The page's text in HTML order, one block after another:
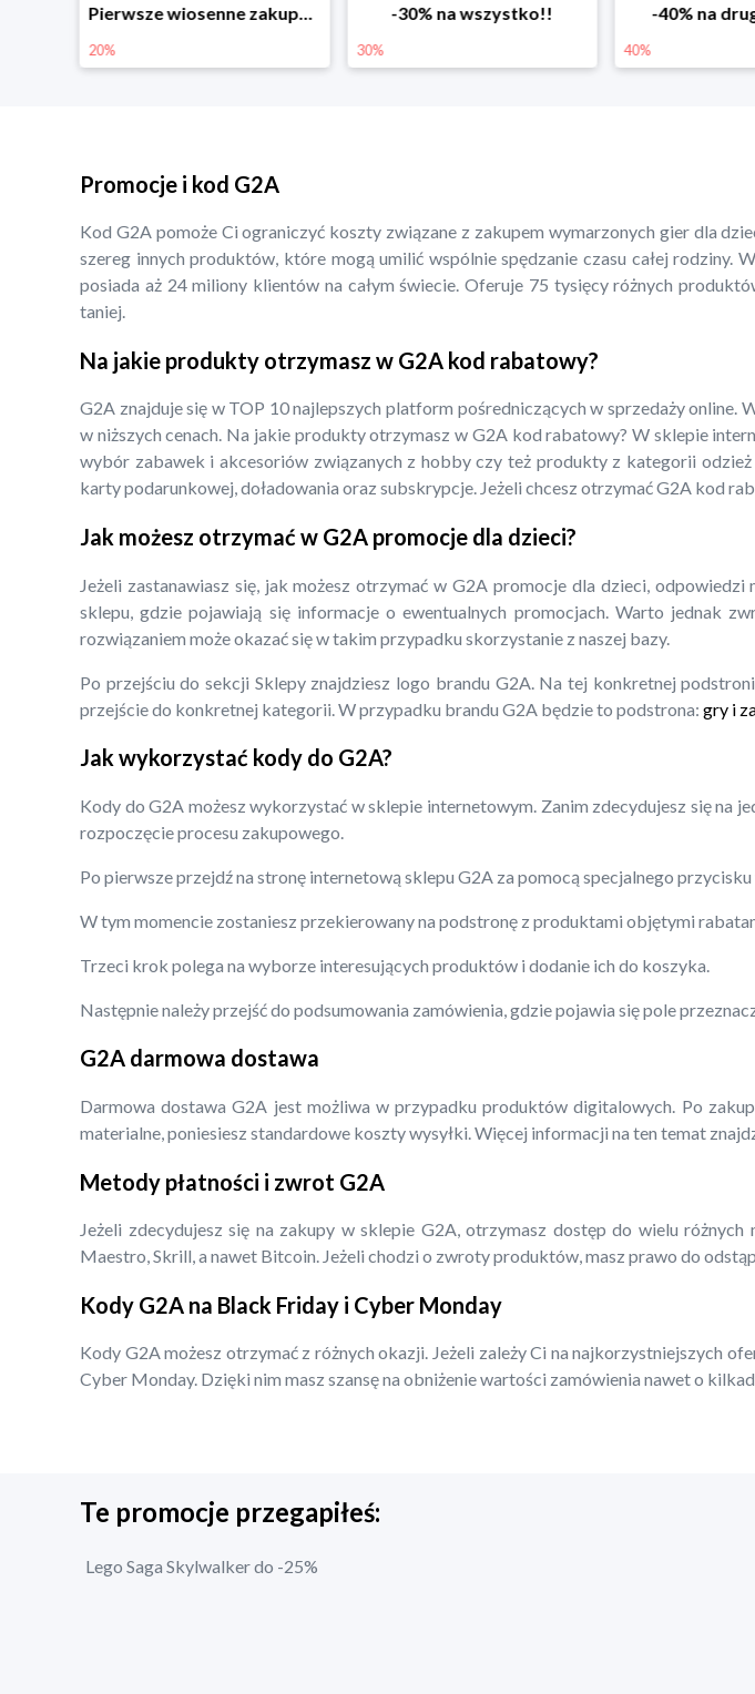
20%
-30% na wszystko!!
30%
-40% na
40%
Promocje i kod G2A
Kod G2A pomoże Ci ograniczyć koszty związane z zakupem wymarzonych gier dla
szereg innych produktów, które mogą umilić wspólnie spędzanie czasu całej
posiada aż 24 miliony klientów na całym świecie. Oferuje 75 tysięcy różnych
taniej.
Na jakie produkty otrzymasz w G2A kod rabatowy?
G2A znajduje się w TOP 10 najlepszych platform pośredniczących w sprzedaży
w niższych cenach. Na jakie produkty otrzymasz w G2A kod rabatowy? W sklepie
wybór zabawek i akcesoriów związanych z hobby czy też produkty z kategorii
karty podarunkowej, doładowania oraz subskrypcje. Jeżeli chcesz otrzymać G2A kod
Jak możesz otrzymać w G2A promocje dla dzieci?
Jeżeli zastanawiasz się, jak możesz otrzymać w G2A promocje dla dzieci,
sklepu, gdzie pojawiają się informacje o ewentualnych promocjach. Warto jednak
rozwiązaniem może okazać się w takim przypadku skorzystanie z naszej bazy.
Po przejściu do sekcji Sklepy znajdziesz logo brandu G2A. Na tej konkretnej
przejście do konkretnej kategorii. W przypadku brandu G2A będzie to podstrona: gry i
Jak wykorzystać kody do G2A?
Kody do G2A możesz wykorzystać w sklepie internetowym. Zanim zdecydujesz się na
rozpoczęcie procesu zakupowego.
Po pierwsze przejdź na stronę internetową sklepu G2A za pomocą specjalnego
W tym momencie zostaniesz przekierowany na podstronę z produktami objętymi
Trzeci krok polega na wyborze interesujących produktów i dodanie ich do koszyka.
Następnie należy przejść do podsumowania zamówienia, gdzie pojawia się pole
G2A darmowa dostawa
Darmowa dostawa G2A jest możliwa w przypadku produktów digitalowych. Po
materialne, poniesiesz standardowe koszty wysyłki. Więcej informacji na ten temat
Metody płatności i zwrot G2A
Jeżeli zdecydujesz się na zakupy w sklepie G2A, otrzymasz dostęp do wielu
Maestro, Skrill, a nawet Bitcoin. Jeżeli chodzi o zwroty produktów, masz prawo do
Kody G2A na Black Friday i Cyber Monday
Kody G2A możesz otrzymać z różnych okazji. Jeżeli zależy Ci na najkorzystniejszych
Cyber Monday. Dzięki nim masz szansę na obniżenie wartości zamówienia nawet o
Te promocje przegapiłeś:
Lego Saga Skylwalker do -25%